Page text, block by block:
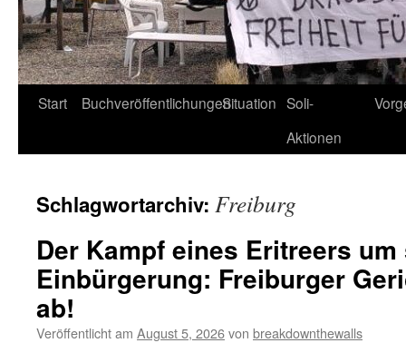
Start BuchveröffentlichungenSituation Soli-
Aktionen
Schlagwortarchiv: Freiburg
Der Kampf eines Eritreers um
Einbürgerung: Freiburger
ab!
Veröffentlicht am August 5, 2026von breakdownthewalls